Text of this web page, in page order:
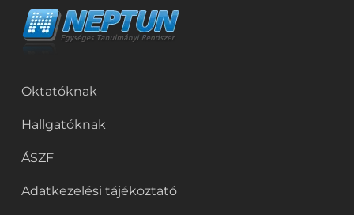
Oktatóknak
Hallgatóknak
ÁSZF
Adatkezelési tájékoztató